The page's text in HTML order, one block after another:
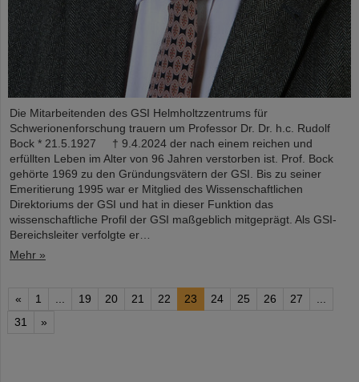
Die Mitarbeitenden des GSI Helmholtzzentrums für
Schwerionenforschung trauern um Professor Dr. Dr. h.c. Rudolf
Bock * 21.5.1927 † 9.4.2024 der nach einem reichen und
erfüllten Leben im Alter von 96 Jahren verstorben ist. Prof. Bock
gehörte 1969 zu den Gründungsvätern der GSI. Bis zu seiner
Emeritierung 1995 war er Mitglied des Wissenschaftlichen
Direktoriums der GSI und hat in dieser Funktion das
wissenschaftliche Profil der GSI maßgeblich mitgeprägt. Als GSI-
Bereichsleiter verfolgte er…
Mehr »
« 1 19 20 21 22 23 24 25 26 27
31
»